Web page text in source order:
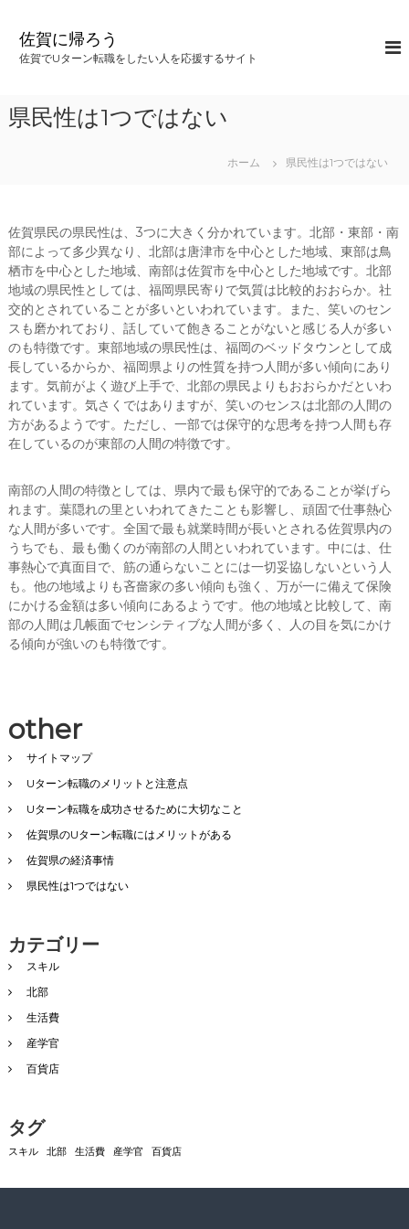
へ
ス
佐賀に帰ろう
佐賀でUターン転職をしたい人を応援するサイト
県民性は1つではない
ホーム 県民性は1つではない
佐賀県民の県民性は、3つに大きく分かれています。北部・東部・南
部によって多少異なり、北部は唐津市を中心とした地域、東部は鳥
栖市を中心とした地域、南部は佐賀市を中心とした地域です。北部
地域の県民性としては、福岡県民寄りで気質は比較的おおらか。社
交的とされていることが多いといわれています。また、笑いのセン
スも磨かれており、話していて飽きることがないと感じる人が多い
のも特徴です。東部地域の県民性は、福岡のベッドタウンとして成
長しているからか、福岡県よりの性質を持つ人間が多い傾向にあり
ます。気前がよく遊び上手で、北部の県民よりもおおらかだといわ
れています。気さくではありますが、笑いのセンスは北部の人間の
方があるようです。ただし、一部では保守的な思考を持つ人間も存
在しているのが東部の人間の特徴です。
南部の人間の特徴としては、県内で最も保守的であることが挙げら
れます。葉隠れの里といわれてきたことも影響し、頑固で仕事熱心
な人間が多いです。全国で最も就業時間が長いとされる佐賀県内の
うちでも、最も働くのが南部の人間といわれています。中には、仕
事熱心で真面目で、筋の通らないことには一切妥協しないという人
も。他の地域よりも吝嗇家の多い傾向も強く、万が一に備えて保険
にかける金額は多い傾向にあるようです。他の地域と比較して、南
部の人間は几帳面でセンシティブな人間が多く、人の目を気にかけ
る傾向が強いのも特徴です。
other
サイトマップ
Uターン転職のメリットと注意点
Uターン転職を成功させるために大切なこと
佐賀県のUターン転職にはメリットがある
佐賀県の経済事情
県民性は1つではない
カテゴリー
スキル
北部
生活費
産学官
百貨店
タグ
スキル 北部 生活費 産学官 百貨店